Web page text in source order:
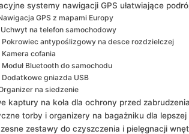
systemy‌ nawigacji GPS ułatwiające
GPS⁣ z mapami Europy
Uchwyt na ⁤telefon samochodowy
Pokrowiec‌ antypoślizgowy na desce rozdzielczej
Kamera cofania
Moduł Bluetooth do samochodu
Dodatkowe gniazda USB
​na siedzenie
kaptury ⁤na koła dla ochrony przed
torby i‍ organizery na bagażniku dla
zestawy do czyszczenia i ‌pielęgnacji